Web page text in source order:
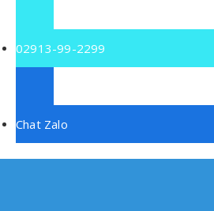
02913-99-2299
Chat Zalo